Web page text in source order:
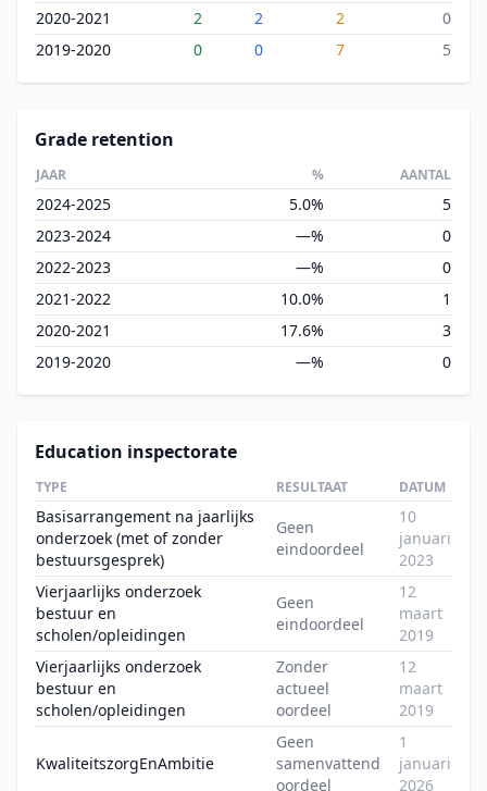
2020-2021
2 2 2
0
2019-2020
0 0 7 5
Grade retention
JAAR % AANTAL
2024-2025 5.0%
5
2023-2024
—%
0
2022-2023
—%
0
2021-2022
10.0%
1
2020-2021
17.6%
3
2019-2020
—% 0
Education inspectorate
TYPE RESULTAAT DATUM
Basisarrangement na jaarlijks
onderzoek (met of zonder
bestuursgesprek)
Geen
eindoordeel
10
januari
2023
Vierjaarlijks onderzoek
bestuur en
scholen/opleidingen
Geen
eindoordeel
12
maart
2019
Vierjaarlijks onderzoek
bestuur en
scholen/opleidingen
Zonder
actueel
oordeel
12
maart
2019
KwaliteitszorgEnAmbitie
Geen
samenvattend
oordeel
1
januari
2026